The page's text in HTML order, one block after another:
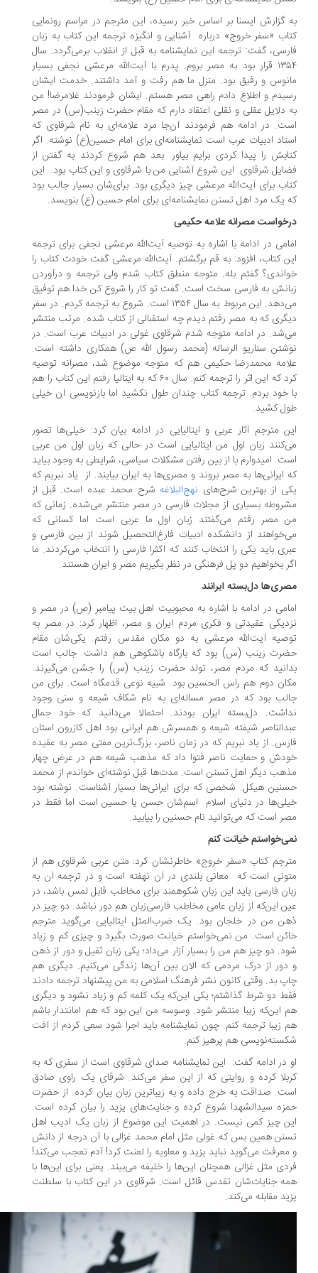
گزارش ایسنا بر اساس خبر رسیده، این مترجم در مراسم رونمایی
«سفر خروج» درباره آشنایی و انگیزه ترجمه این کتاب به زبان
گفت: ترجمه این نمایشنامه به قبل از انقلاب برمی‌گردد. سال
۱۳۵۴ قرار بود به مصر بروم. پدرم با آیت‌الله مرعشی نجفی بسیار
و رفیق بود. منزل ما هم رفت و آمد داشتند. خدمت ایشان
و اطلاع دادم راهی مصر هستم. ایشان فرمودند غلامرضا! من
دلایل عقلی و نقلی اعتقاد دارم که مقام حضرت زینب(س) در مصر
در ادامه هم فرمودند آن‌جا مرد علامه‌ای به نام شرقاوی که
ادبیات عرب است نمایشنامه‌ای برای امام حسین(ع) نوشته. اگر
را پیدا کردی برایم بیاور. بعد هم شروع کردند به گفتن از
شرقاوی. این شروع آشنایی من با شرقاوی و این کتاب بود. این
برای آیت‌الله مرعشی چیز دیگری بود. برای‌شان بسیار جالب بود
یک مرد اهل تسنن نمایشنامه‌ای برای امام حسین (ع) بنویسد.
مصرانه علامه حکیمی
در ادامه با اشاره به توصیه آیت‌الله مرعشی نجفی برای ترجمه
کتاب، افزود: به قم برگشتم. آیت‌الله مرعشی گفت خودت کتاب را
گفتم بله. متوجه منطق کتاب شدم ولی ترجمه و درآوردن
به فارسی سخت است. گفت تو کار را شروع کن خدا هم توفیق
می‌دهد. این مربوط به سال ۱۳۵۴ است. شروع به ترجمه کردم. در سفر
که به مصر رفتم دیدم چه استقبالی از کتاب شده. مرتب منتشر
در ادامه متوجه شدم شرقاوی غولی در ادبیات عرب است. در
سناریو الرساله (محمد رسول الله ص) همکاری داشته است.
محمدرضا حکیمی هم که متوجه موضوع شد، مصرانه توصیه
کرد که این اثر را ترجمه کنم. سال ۶۰ که به ایتالیا رفتم این کتاب را هم
خود بردم. ترجمه کتاب چندان طول نکشید اما بازنویسی آن خیلی
کشید.
مترجم آثار عربی و ایتالیایی در ادامه بیان کرد: خیلی‌ها تصور
می‌‎کنند زبان اول من ایتالیایی است در حالی که زبان اول من عربی
امیدوارم با از بین رفتن مشکلات سیاسی، شرایطی به وجود بیاید
ایرانی‌ها به مصر بروند و مصری‌ها به ایران بیایند. از یاد نبریم که
از بهترین شرح‌هاینهج‌البلاغهشرح محمد عبده است. قبل از
بسیاری از مجلات فارسی در مصر منتشر می‌شده. زمانی که
مصر رفتم می‌گفتند زبان اول ما عربی است اما کسانی که
از دانشکده ادبیات فارغ‌التحصیل شوند از بین فارسی و
باید یکی را انتخاب کنند که اکثرا فارسی را انتخاب می‌کردند. ما
بخواهیم دو پل فرهنگی در نظر بگیریم مصر و ایران هستند.
دل‌بسته ایرانند
در ادامه با اشاره به محبوبیت اهل بیت پیامبر (ص) در مصر و
عقیدتی و فکری مردم ایران و مصر، اظهار کرد: در مصر به
آیت‌الله مرعشی به دو مکان مقدس رفتم. یکی‌شان مقام
زینب (س) بود که بارگاه باشکوهی هم داشت. جالب است
که مردم مصر، تولد حضرت زینب (س) را جشن می‌گیرند.
دوم هم راس الحسین بود. شبیه نوعی قدمگاه است. برای من
جالب بود که در مصر مساله‌‎ای به نام شکاف شیعه و سنی وجود
دل‌بسته ایران بودند. احتمالا می‌دانید که خود جمال
شیفته شیعه و همسرش هم ایرانی بود اهل کازرون استان
از یاد نبریم که در زمان ناصر، بزرگ‌ترین مفتی مصر به عقیده
و حمایت ناصر فتوا داد که مذهب شیعه هم در عرض چهار
دیگر اهل تسنن است. مدت‌ها قبل نوشته‌ای خواندم از محمد
هیکل. شخصی که برای ایرانی‌ها بسیار آشناست. نوشته بود
در دنیای اسلام اسم‌شان حسن یا حسین است اما فقط در
است که می‌توانید نام حسنین را بیابید.
خیانت کنم
کتاب «سفر خروج» خاطرنشان کرد: متن عربی شرقاوی هم از
است که معانی بلندی در آن نهفته است و در ترجمه آن به
فارسی باید این زبان شکوهمند برای مخاطب قابل لمس باشد، در
این‌که از زبان عامی مخاطب فارسی‌زبان هم دور نباشد. دو چیز در
من در خلجان بود. یک ضرب‌المثل ایتالیایی می‌گوید مترجم
خائن است. من نمی‎‌خواستم خیانت صورت بگیرد و چیزی کم و زیاد
دو چیز هم من را بسیار آزار می‌داد؛ یکی زبان ثقیل و دور از ذهن
از درک مردمی که الان بین آن‌ها زندگی می‌کنیم. دیگری هم
بد. وقتی کانون نشر فرهنگ اسلامی به من پیشنهاد ترجمه دادند
دو شرط گذاشتم؛ یکی این‌که یک کلمه کم و زیاد نشود و دیگری
این‌که زیبا منتشر شود. وسوسه من این بود که هم امانتدار باشم
زیبا ترجمه کنم. چون نمایشنامه باید اجرا شود سعی کردم از آفت
هم پرهیز کنم.
در ادامه گفت: این نمایشنامه صدای شرقاوی است از سفری که به
کرده و روایتی که از این سفر می‌کند. شرقای یک راوی صادق
صداقت به خرج داده و به زیباترین زبان بیان کرده. از حضرت
سیدالشهدا شروع کرده و جنایت‌های یزید را بیان کرده است.
چیز کمی نیست. در اهمیت این موضوع از زبان یک ادیب اهل
همین بس که غولی مثل امام محمد غزالی با آن درجه از دانش
می‌گوید نباید یزید و معاویه را لعنت کرد! آدم تعجب می‌کند!
مثل غزالی همچنان این‌ها را خلیفه می‌بیند. یعنی برای این‌ها با
جنایات‌شان تقدس قائل است. شرقاوی در این کتاب با سلطنت
مقابله می‌کند.